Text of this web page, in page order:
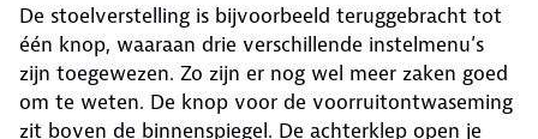
De stoelverstelling is bijvoorbeeld teruggebracht tot
één knop, waaraan drie verschillende instelmenu’s
zijn toegewezen. Zo zijn er nog wel meer zaken goed
om te weten. De knop voor de voorruitontwaseming
zit boven de binnenspiegel. De achterklep open je